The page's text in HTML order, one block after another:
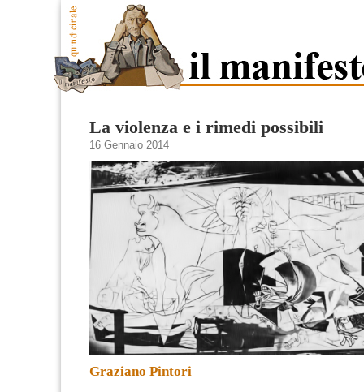
La violenza e i rimedi possibili
16 Gennaio 2014
Graziano Pintori